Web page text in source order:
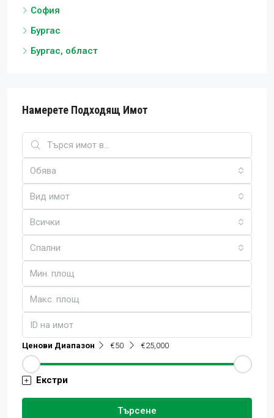
София
Бургас
Бургас, област
Намерете Подходящ Имот
Обява
Вид имот
Всички
Спални
Ценови Диапазон €50 €25,000
Екстри
Търсене